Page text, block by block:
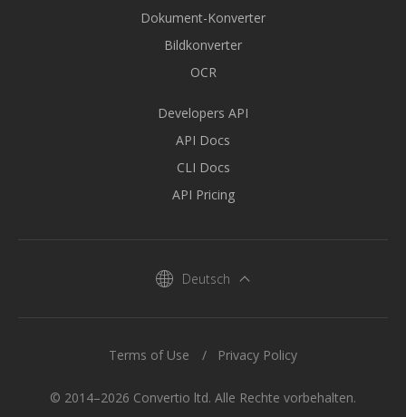
Dokument-Konverter
Bildkonverter
OCR
Developers API
API Docs
CLI Docs
API Pricing
Deutsch
© 2014–2026 Convertio ltd. Alle Rechte vorbehalten.
Terms of Use Privacy Policy